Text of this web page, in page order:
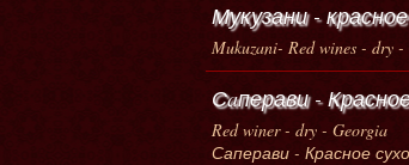
Мукузани -
Mukuzani- Red wines - dry
Сaперави -
Red winer - dry - Georgia
Саперави - Красное